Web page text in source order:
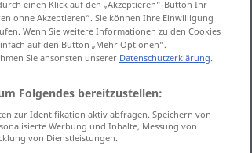
einen Klick auf den „Akzeptieren“-Button Ihr
ohne Akzeptieren“. Sie können Ihre Einwilligung
Wenn Sie weitere Informationen zu den Cookies
auf den Button „Mehr Optionen“.
Sie ansonsten unserer Datenschutzerklärung.
Folgendes bereitzustellen:
zur Identifikation aktiv abfragen. Speichern von
Werbung und Inhalte, Messung von
von Dienstleistungen.